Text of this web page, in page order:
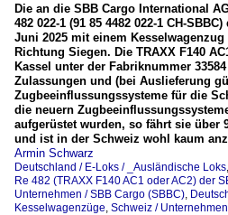
Die an die SBB Cargo International
482 022-1 (91 85 4482 022-1 CH-
Juni 2025 mit einem
Richtung Siegen. Die TRAXX F140
Kassel unter der Fabriknummer
Zulassungen und (bei Auslieferung
Zugbeeinflussungssysteme für die
die neuern
aufgerüstet wurden, so fährt sie über
und ist in der Schweiz wohl kaum
Armin Schwarz
Deutschland / E-Loks / _Ausländische Loks,
Re 482 (TRAXX F140 AC1 oder AC2) der
Unternehmen / SBB Cargo (SBBC),
Kesselwagenzüge, Schweiz /